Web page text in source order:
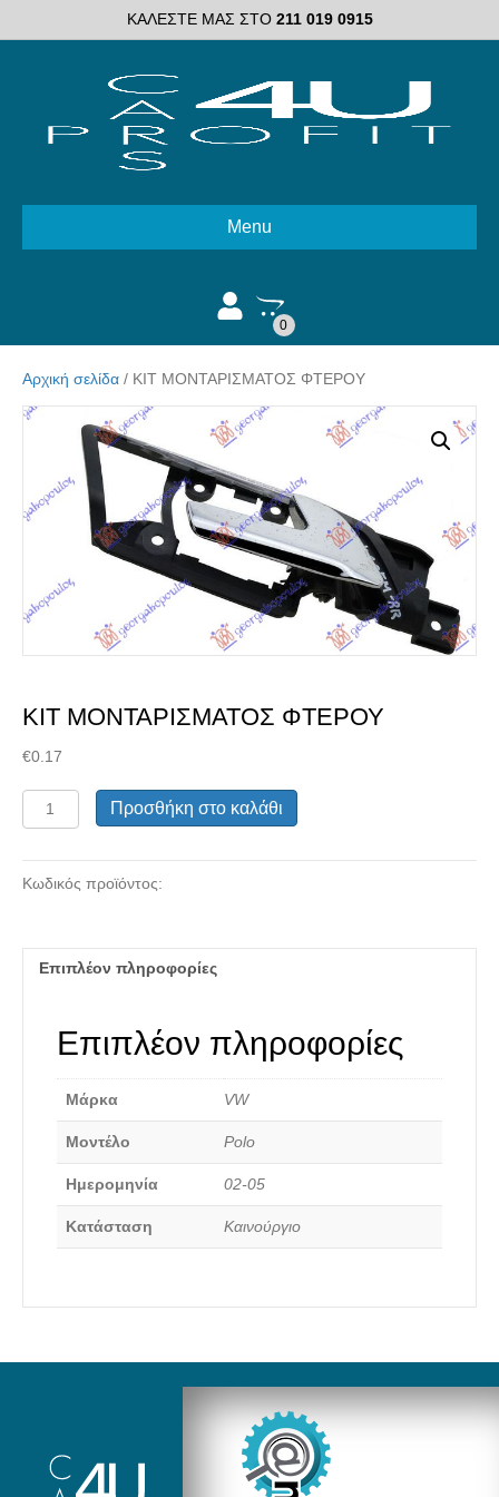
ΚΑΛΕΣΤΕ ΜΑΣ ΣΤΟ 211 019 0915
Menu
0
Αρχική σελίδα / ΚΙΤ ΜΟΝΤΑΡΙΣΜΑΤΟΣ ΦΤΕΡΟΥ
ΚΙΤ ΜΟΝΤΑΡΙΣΜΑΤΟΣ ΦΤΕΡΟΥ
€0.17
ΜΟΝΤΑΡΙΣΜΑΤΟΣ
ποσότητα
Προσθήκη στο καλάθι
Κωδικός προϊόντος:
Επιπλέον πληροφορίες
Επιπλέον πληροφορίες
Μάρκα VW
Μοντέλο Polo
Ημερομηνία 02-05
Κατάσταση Καινούργιο
Διαλέξτε κατάσταση
ανταλλακτικού
Καινούργια Ανταλλακτικά